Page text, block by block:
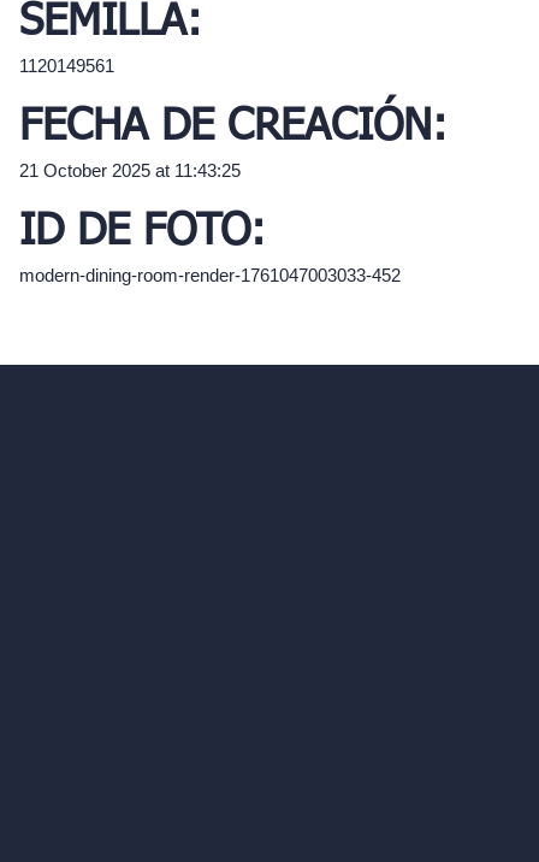
SEMILLA:
1120149561
FECHA DE CREACIÓN:
21 October 2025 at 11:43:25
ID DE FOTO:
modern-dining-room-render-1761047003033-452